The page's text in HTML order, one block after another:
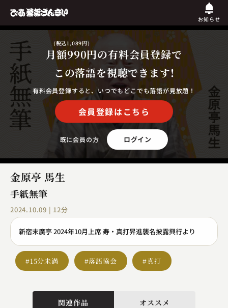
お知らせ
月額990円
(税込1,089円)
の有料会員登録で
この落語を視聴できます!
有料会員登録すると、いつでもどこでも落語が見放題！
会員登録はこちら
既に会員の方 ログイン
金原亭 馬生
手紙無筆
2024.10.09 | 12分
新宿末廣亭 2024年10月上席 寿・真打昇進襲名披露興行より
#15分未満 #落語協会 #真打
関連作品 オススメ